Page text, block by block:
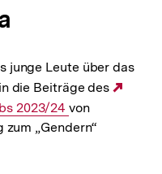
junge Leute über das
die Beiträge des
2023/24von
„Gendern“